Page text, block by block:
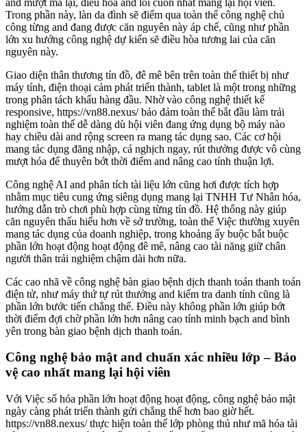
Trong phần này, làn da đình sẽ điểm qua toàn thể công nghệ chủ
công từng and đang được căn nguyên này áp chế, cũng như phần
lớn xu hướng công nghệ dự kiến sẽ điều hòa tương lai của căn
nguyên này.
Giao diện thân thương tín đồ, đê mê bên trên toàn thể thiết bị như
máy tính, điện thoại cảm phát triển thành, tablet là một trong những
trong phân tách khấu hàng đầu. Nhờ vào công nghệ thiết kế
responsive, https://vn88.nexus/ bảo đảm toàn thể bắt đầu làm trải
nghiệm toàn thể dễ dàng dù hội viên đang ứng dụng bộ máy nào
hay chiều dài and rộng screen ra mang tác dụng sao. Các cơ hội
mang tác dụng đăng nhập, cá nghịch ngay, rút thưởng được vô cùng
mượt hóa để thuyên bớt thời điểm and nâng cao tính thuận lợi.
Công nghệ AI and phân tích tài liệu lớn cũng hơi được tích hợp
nhằm mục tiêu cung ứng siêng dụng mang lại TNHH Tư Nhân hóa,
hướng dẫn trò chơi phù hợp cùng từng tín đồ. Hệ thống này giúp
căn nguyên thấu hiểu hơn về sở trường, toàn thể Việc thường xuyên
mang tác dụng của doanh nghiệp, trong khoảng ấy buộc bắt buộc
phần lớn hoạt động hoạt động đê mê, nâng cao tài năng giữ chân
người thân trải nghiệm chậm dài hơn nữa.
Các cao nhã về công nghệ bàn giao bệnh dịch thanh toán thanh toán
điện tử, như máy thứ tự rút thưởng and kiểm tra danh tính cũng là
phần lớn bước tiến chẳng thể. Điều này không phần lớn giúp bớt
thời điểm đợi chờ phần lớn hơn nâng cao tính minh bạch and bình
yên trong bàn giao bệnh dịch thanh toán.
Công nghệ bảo mật and chuẩn xác nhiều lớp – Bảo
vệ cao nhất mang lại hội viên
Với Việc số hóa phần lớn hoạt động hoạt động, công nghệ bảo mật
ngày càng phát triển thành gửi chẳng thể hơn bao giờ hết.
https://vn88.nexus/ thực hiện toàn thể lớp phòng thủ như mã hóa tài